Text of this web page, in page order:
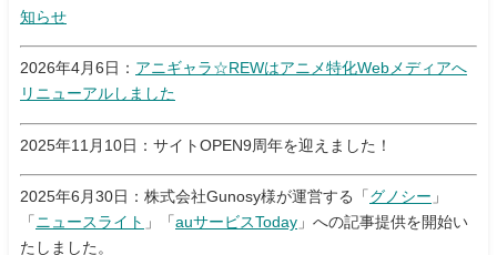
知らせ
2026年4月6日： アニギャラ☆REWはアニメ特化Webメディアへ
リニューアルしました
2025年11月10日：サイトOPEN9周年を迎えました！
2025年6月30日：株式会社Gunosy様が運営する「 グノシー 」
「 ニュースライト 」「 auサービスToday 」への記事提供を開始い
たしました。